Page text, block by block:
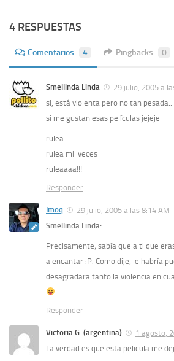
4 RESPUESTAS
Comentarios 4 Pingbacks 0
Smellinda Linda
29 julio, 2005 a
si, está violenta pero no tan
si me gustan esas películas jejeje
rulea
rulea mil veces
ruleaaaa!!!
Responder
Imoq
29 julio, 2005 a las 8:14 AM
Smellinda Linda:
Precisamente; sabía que a ti que
a encantar :P. Como dije, le habría
desagradara tanto la violencia en
Responder
Victoria G. (argentina)
1 agosto,
La verdad es que esta pelicula me